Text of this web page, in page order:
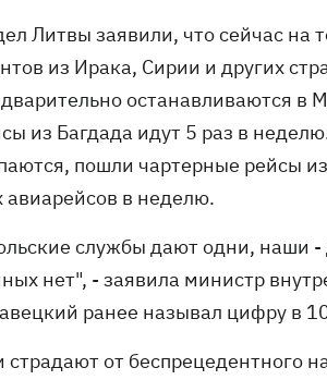
Литвы заявили, что сейчас на
из Ирака, Сирии и других
останавливаются в
из Багдада идут 5 раз в
пошли чартерные рейсы
авиарейсов в неделю.
службы дают одни, наши
нет", - заявила министр
ранее называл цифру в
от беспрецедентного